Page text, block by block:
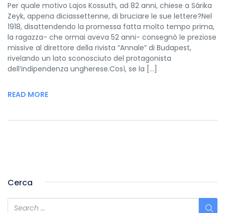
Per quale motivo Lajos Kossuth, ad 82 anni, chiese a Sárika
Zeyk, appena diciassettenne, di bruciare le sue lettere?Nel
1918, disattendendo la promessa fatta molto tempo prima,
la ragazza- che ormai aveva 52 anni- consegnò le preziose
missive al direttore della rivista “Annale” di Budapest,
rivelando un lato sconosciuto del protagonista
dell’indipendenza ungherese.Così, se la […]
READ MORE
Cerca